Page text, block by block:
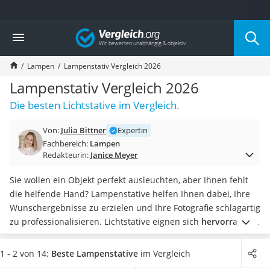
Die beliebtesten Vergleiche nach Kategorie
Wohnen
Matratzen-Topper
Matratzen
Konferenzlautsprecher
Tageslichtlampe
Badlüfter
Bürohocker
Außenleuchte mit Kamera
Akku-Tischlampe
Konferenzmikrofon
Klappmatratze
Duschkopf mit Kalkfilter
Aktenvernichter Sicherheitsstufe 4
Bettgitter
Vergleich
Lampen Lampenstativ Vergleich 2026
Lampenstativ Vergleich 2026
Die besten Lichtstative im Vergleich.
Von: Julia Bittner
Expertin
Fachbereich: Lampen
Redakteurin: Janice Meyer
Sie wollen ein Objekt perfekt ausleuchten, aber Ihnen fehlt
die helfende Hand? Lampenstative helfen Ihnen dabei, Ihre
Wunschergebnisse zu erzielen und Ihre Fotografie schlagartig
zu professionalisieren. Lichtstative eignen sich hervorragend
für Fotoleuchten, Blitze oder weiteres Fotoequipment wie
Softboxen oder Reflektoren. Bei Online-Tests zeigte sich,
1 - 2 von 14: Beste Lampenstative im Vergleich